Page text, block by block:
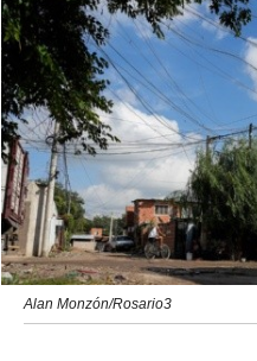
Alan Monzón/Rosario3